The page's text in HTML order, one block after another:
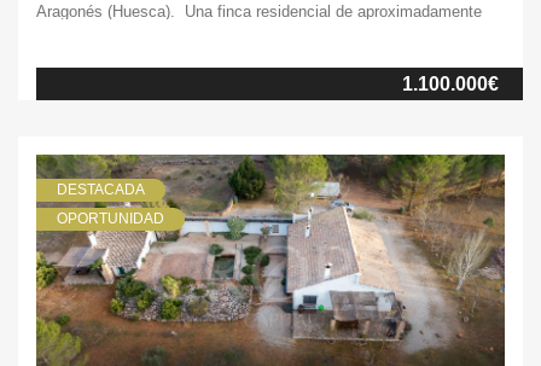
Aragonés (Huesca). Una finca residencial de aproximadamente
tranquilidad y la abundancia de masas forestales. Se trata de un
pueblo abandonado ideal para la creación de un proyecto1.100.000€
DESTACADA
OPORTUNIDAD